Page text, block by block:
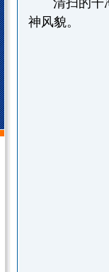
清扫的干
神风貌。